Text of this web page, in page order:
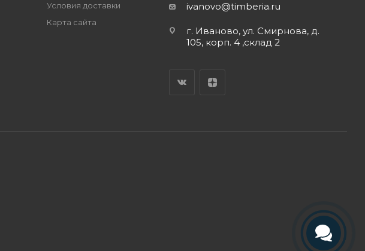
Условия доставки
Карта сайта
ivanovo@timberia.ru
г. Иваново, ул. Смирнова, д.
105, корп. 4 ,склад 2